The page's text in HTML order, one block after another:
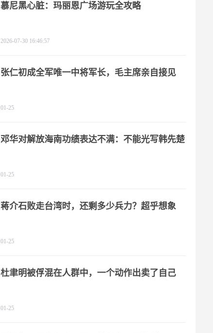
慕尼黑心脏：玛丽恩广场游玩全攻略
2026-07-30 16:46:57
张仁初成全军唯一中将军长，毛主席亲自接见
01-25
邓华对解放海南功绩表达不满：不能光写韩先楚
01-25
蒋介石败走台湾时，还剩多少兵力？超乎想象
01-25
杜聿明被俘混在人群中，一个动作出卖了自己
01-25